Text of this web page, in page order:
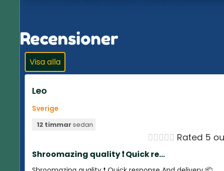
Recensioner
Visa alla
Leo
Sverige
12 timmarsedan
 Rated 5
Shroomazing quality ❗️ Quick re...